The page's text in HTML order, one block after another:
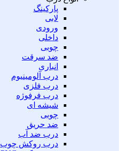
پارکینگ
لابی
ورودی
داخلی
چوبی
ضد سرقت
انباری
درب آلومینیوم
درب فلزی
درب فرفوژه
شیشه ای
چوبی
ضد حریق
درب ضد آب
درب روکش چوب